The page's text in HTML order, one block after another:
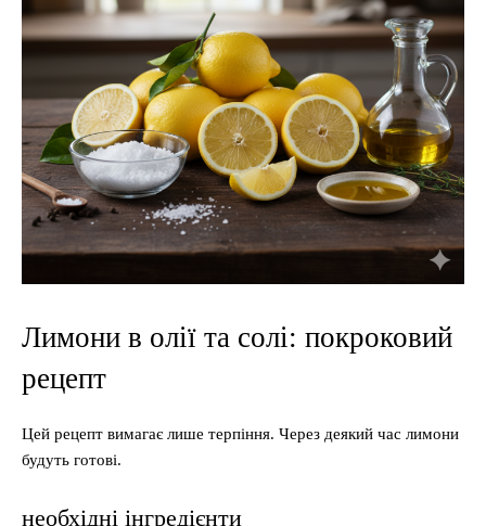
Лимони в олії та солі: покроковий
рецепт
Цей рецепт вимагає лише терпіння. Через деякий час лимони
будуть готові.
необхідні інгредієнти